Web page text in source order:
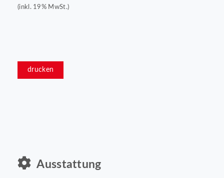
(inkl. 19% MwSt.)
drucken
Ausstattung